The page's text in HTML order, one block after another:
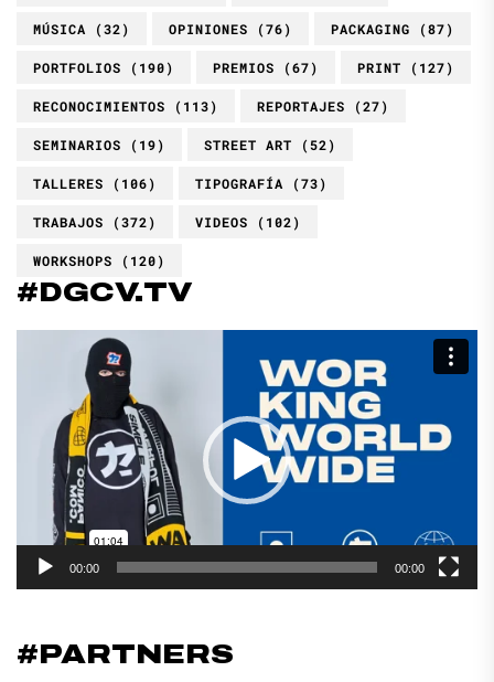
MÚSICA (32) OPINIONES (76) PACKAGING (87)
PORTFOLIOS (190) PREMIOS (67) PRINT (127)
RECONOCIMIENTOS (113) REPORTAJES (27)
SEMINARIOS (19) STREET ART (52)
TALLERES (106) TIPOGRAFÍA (73)
TRABAJOS (372) VIDEOS (102)
WORKSHOPS (120)
#DGCV.TV
Reproductor
00:00 00:00
#PARTNERS